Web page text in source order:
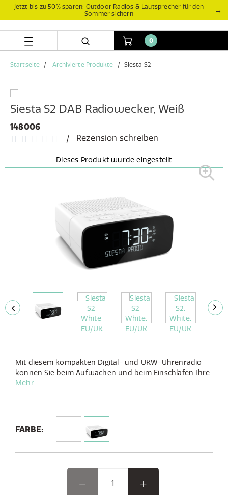
Zum
ZumJetzt bis zu 50% sparen: Outdoor Radios & Lautsprecher für den
Sommer sichern
→
0
Startseite Archivierte Produkte Siesta S2
Siesta S2 DAB Radiowecker, Weiß
148006
Rezension schreiben
Mit diesem kompakten Digital- und UKW-Uhrenradio
können Sie beim Aufwachen und beim Einschlafen Ihre
Lieblingsradiosender in störungsfreier Qualität hören.
Mehr
FARBE: